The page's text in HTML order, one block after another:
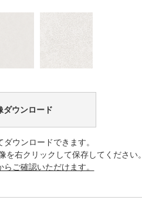
ダウンロード
ウンロードできます。
右クリックして保存してください。
ご確認いただけます。